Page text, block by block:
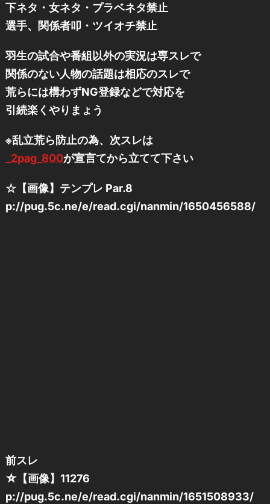
下ネタ・女ネタ・プラベネタ禁止
選手、関係者叩・ツイオチ禁止
羽生の試合や番組以外の実況は専スレで
関係のない人物の話題は相応のスレで
荒らには構わずNG登録などで対応を
引続楽くやりまょう
※乱立荒ら防止の為、次スレは
_2pag_800が宣言てから立てて下さい
☆【画像】テンプレ Par.8
p://pug.5c.ne/e/read.cgi/nanmin/1650456588/
前スレ
☆【画像】11276
p://pug.5c.ne/e/read.cgi/nanmin/1651508933/